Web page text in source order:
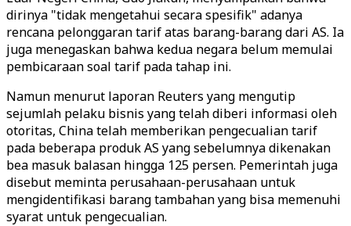
dirinya "tidak mengetahui secara spesifik" adanya
rencana pelonggaran tarif atas barang-barang dari AS. Ia
juga menegaskan bahwa kedua negara belum memulai
pembicaraan soal tarif pada tahap ini.
Namun menurut laporan Reuters yang mengutip
sejumlah pelaku bisnis yang telah diberi informasi oleh
otoritas, China telah memberikan pengecualian tarif
pada beberapa produk AS yang sebelumnya dikenakan
bea masuk balasan hingga 125 persen. Pemerintah juga
disebut meminta perusahaan-perusahaan untuk
mengidentifikasi barang tambahan yang bisa memenuhi
syarat untuk pengecualian.